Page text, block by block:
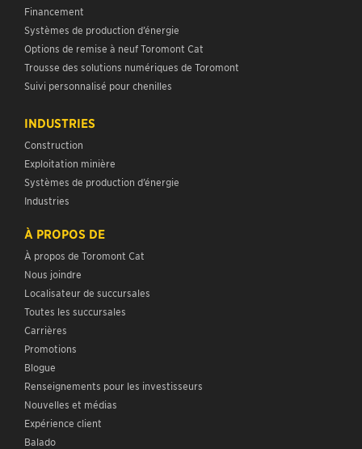
Financement
Systèmes de production d’énergie
Options de remise à neuf Toromont Cat
Trousse des solutions numériques de Toromont
Suivi personnalisé pour chenilles
INDUSTRIES
Construction
Exploitation minière
Systèmes de production d’énergie
Industries
À PROPOS DE
À propos de Toromont Cat
Nous joindre
Localisateur de succursales
Toutes les succursales
Carrières
Promotions
Blogue
Renseignements pour les investisseurs
Nouvelles et médias
Expérience client
Balado